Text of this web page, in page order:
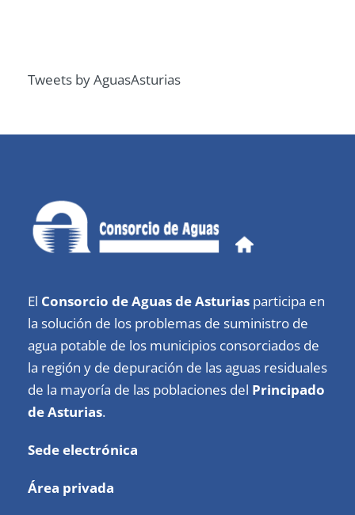
Tweets by AguasAsturias
El Consorcio de Aguas de Asturias participa en
la solución de los problemas de suministro de
agua potable de los municipios consorciados de
la región y de depuración de las aguas residuales
de la mayoría de las poblaciones del Principado
de Asturias.
Sede electrónica
Área privada